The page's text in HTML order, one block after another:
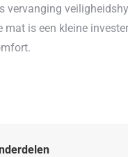
vervanging
mat is een kleine